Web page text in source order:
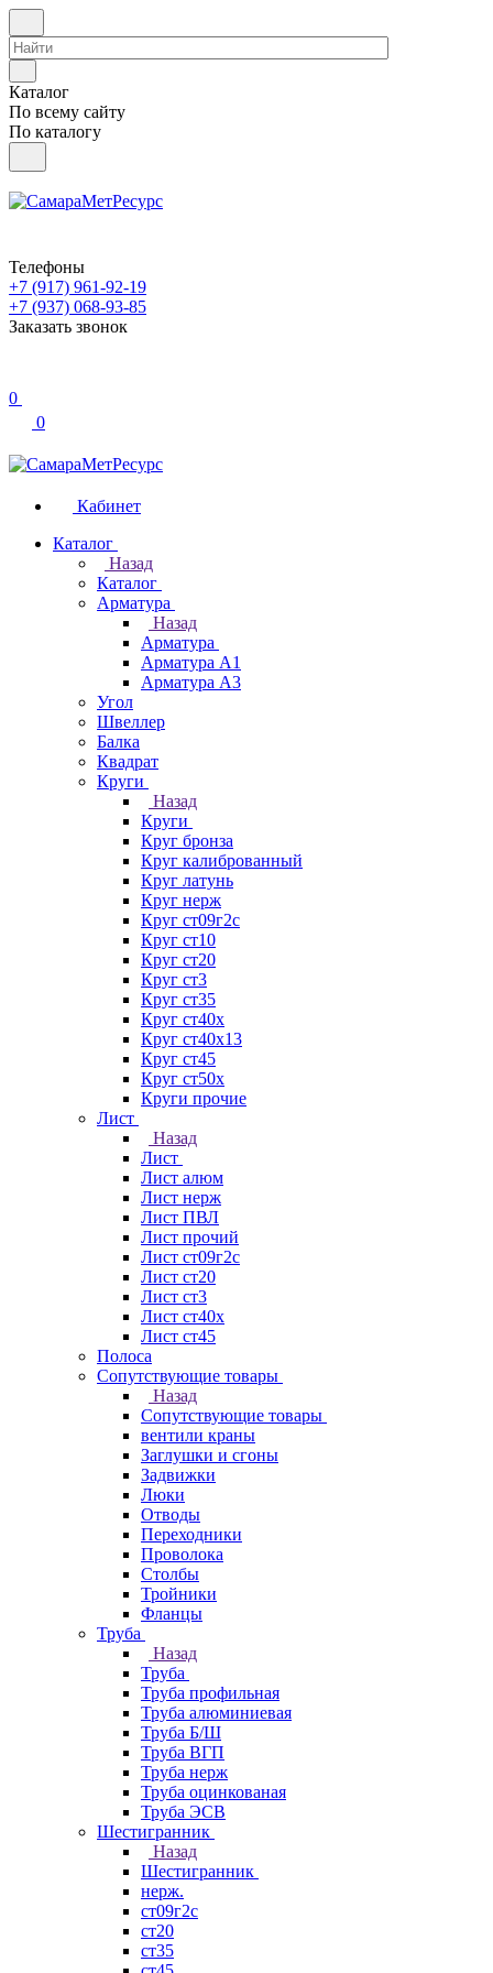
Каталог
По всему сайту
По каталогу
Телефоны
+7 (917) 961-92-19
+7 (937) 068-93-85
Заказать звонок
0
0
Кабинет
Каталог
Назад
Каталог
Арматура
Назад
Арматура
Арматура А1
Арматура А3
Угол
Швеллер
Балка
Квадрат
Круги
Назад
Круги
Круг бронза
Круг калиброванный
Круг латунь
Круг нерж
Круг ст09г2с
Круг ст10
Круг ст20
Круг ст3
Круг ст35
Круг ст40х
Круг ст40х13
Круг ст45
Круг ст50х
Круги прочие
Лист
Назад
Лист
Лист алюм
Лист нерж
Лист ПВЛ
Лист прочий
Лист ст09г2с
Лист ст20
Лист ст3
Лист ст40х
Лист ст45
Полоса
Сопутствующие товары
Назад
Сопутствующие товары
вентили краны
Заглушки и сгоны
Задвижки
Люки
Отводы
Переходники
Проволока
Столбы
Тройники
Фланцы
Труба
Назад
Труба
Труба профильная
Труба алюминиевая
Труба Б/Ш
Труба ВГП
Труба нерж
Труба оцинкованая
Труба ЭСВ
Шестигранник
Назад
Шестигранник
нерж.
ст09г2с
ст20
ст35